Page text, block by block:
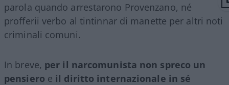
parola quando arrestarono Provenzano, né
profferii verbo al tintinnar di manette per altri noti
criminali comuni.
In breve, per il narcomunista non spreco un
pensiero e il diritto internazionale in sé